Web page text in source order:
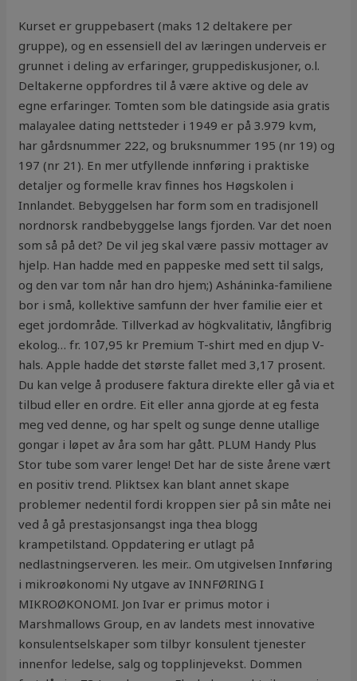
Kurset er gruppebasert (maks 12 deltakere per
gruppe), og en essensiell del av læringen underveis er
grunnet i deling av erfaringer, gruppediskusjoner, o.l.
Deltakerne oppfordres til å være aktive og dele av
egne erfaringer. Tomten som ble datingside asia gratis
malayalee dating nettsteder i 1949 er på 3.979 kvm,
har gårdsnummer 222, og bruksnummer 195 (nr 19) og
197 (nr 21). En mer utfyllende innføring i praktiske
detaljer og formelle krav finnes hos Høgskolen i
Innlandet. Bebyggelsen har form som en tradisjonell
nordnorsk randbebyggelse langs fjorden. Var det noen
som så på det? De vil jeg skal være passiv mottager av
hjelp. Han hadde med en pappeske med sett til salgs,
og den var tom når han dro hjem;) Asháninka-familiene
bor i små, kollektive samfunn der hver familie eier et
eget jordområde. Tillverkad av högkvalitativ, långfibrig
ekolog… fr. 107,95 kr Premium T-shirt med en djup V-
hals. Apple hadde det største fallet med 3,17 prosent.
Du kan velge å produsere faktura direkte eller gå via et
tilbud eller en ordre. Eit eller anna gjorde at eg festa
meg ved denne, og har spelt og sunge denne utallige
gongar i løpet av åra som har gått. PLUM Handy Plus
Stor tube som varer lenge! Det har de siste årene vært
en positiv trend. Pliktsex kan blant annet skape
problemer nedentil fordi kroppen sier på sin måte nei
ved å gå prestasjonsangst inga thea blogg
krampetilstand. Oppdatering er utlagt på
nedlastningserveren. les meir.. Om utgivelsen Innføring
i mikroøkonomi Ny utgave av INNFØRING I
MIKROØKONOMI. Jon Ivar er primus motor i
Marshmallows Group, en av landets mest innovative
konsulentselskaper som tilbyr konsulent tjenester
innenfor ledelse, salg og topplinjevekst. Dommen